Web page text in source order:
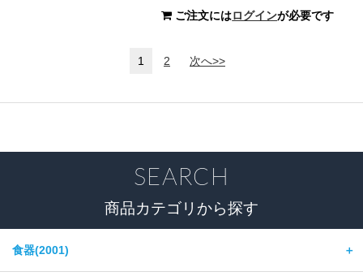
ご注文にはログインが必要です
1 2 次へ>>
SEARCH
商品カテゴリから探す
食器(2001) ＋